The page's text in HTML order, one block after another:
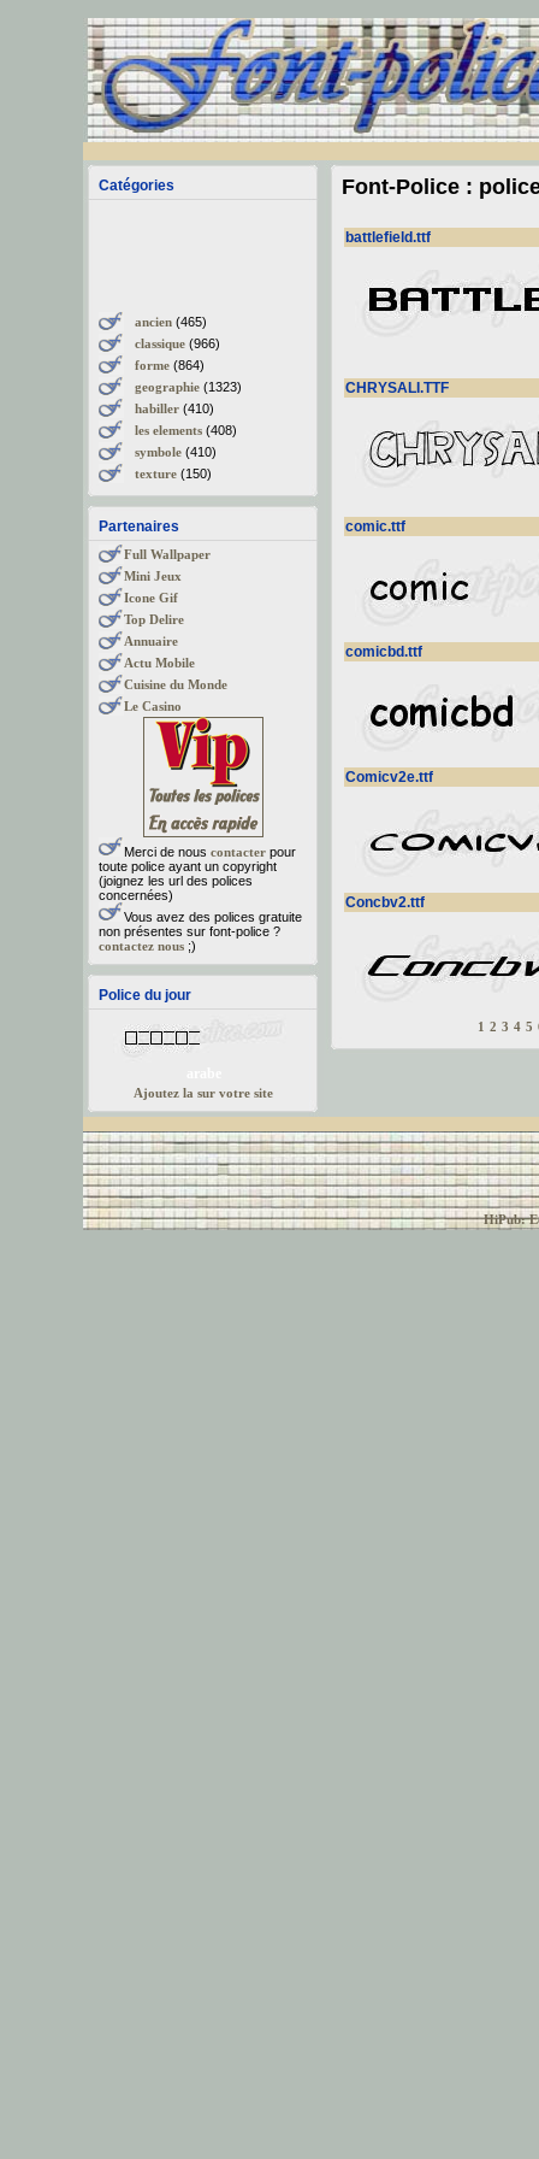
Catégories
ancien(465)
classique(966)
forme(864)
geographie(1323)
habiller(410)
les elements(408)
symbole(410)
texture(150)
Partenaires
Full Wallpaper
Mini Jeux
Icone Gif
Top Delire
Annuaire
Actu Mobile
Cuisine du Monde
Le Casino
Merci de nous contacterpour
toute police ayant un copyright
(joignez les url des polices
concernées)
Vous avez des polices gratuite
non présentes sur font-police ?
contactez nous;)
Police du jour
Ajoutez la sur votre site
Font-Police :
battlefield.ttf
CHRYSALI.TTF
comic.ttf
comicbd.ttf
Comicv2e.ttf
Concbv2.ttf
1 2 3 4 5
HiPub: